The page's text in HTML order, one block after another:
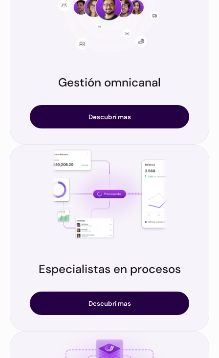
Gestión omnicanal
todas desde un solo gestor.
Descubrí mas
Especialistas en procesos
gestionarlo más eficientemente.
Descubrí mas